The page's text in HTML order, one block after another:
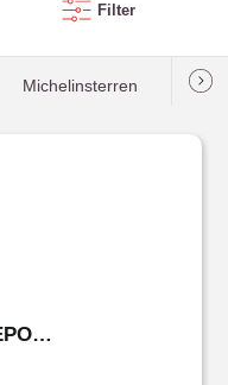
Filter
Michelinsterren
PIZZA HUT KORTRIJK KINEPOLIS